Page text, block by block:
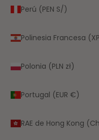
Perú (PEN S/)
Polinesia Francesa
Polonia (PLN zł)
Portugal (EUR €)
RAE de Hong Kong